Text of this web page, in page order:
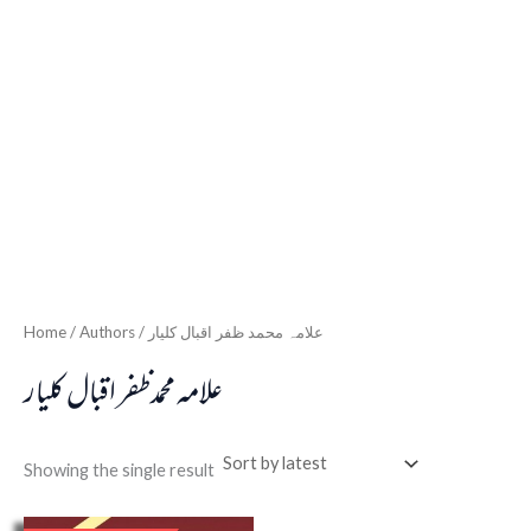
Home / Authors / علامہ محمد ظفر اقبال کلیار
علامہ محمد ظفر اقبال کلیار
Showing the single result
Original